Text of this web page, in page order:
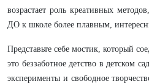
возрастает роль креативных
ДО к школе более плавным,
Представьте себе мостик, который
это беззаботное детство в детском
эксперименты и свободное